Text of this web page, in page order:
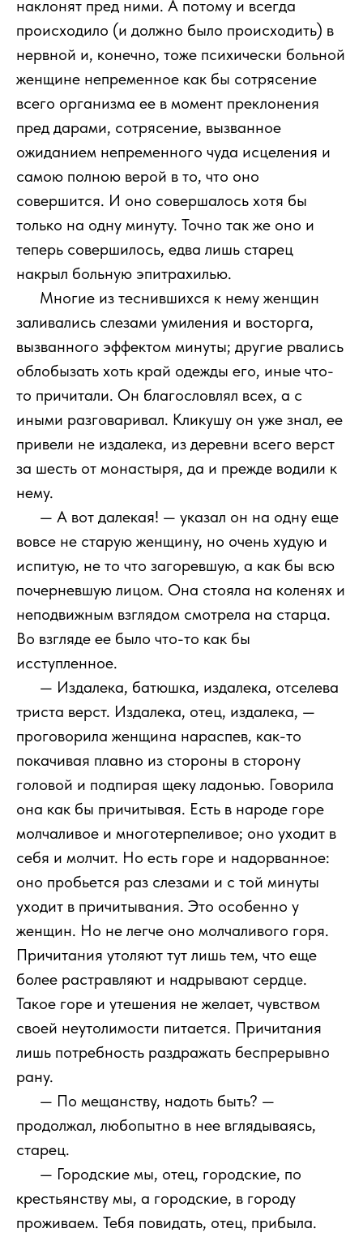
наклонят пред ними. А потому и всегда
происходило (и должно было происходить) в
нервной и, конечно, тоже психически больной
женщине непременное как бы сотрясение
всего организма ее в момент преклонения
пред дарами, сотрясение, вызванное
ожиданием непременного чуда исцеления и
самою полною верой в то, что оно
совершится. И оно совершалось хотя бы
только на одну минуту. Точно так же оно и
теперь совершилось, едва лишь старец
накрыл больную эпитрахилью.
Многие из теснившихся к нему женщин
заливались слезами умиления и восторга,
вызванного эффектом минуты; другие рвались
облобызать хоть край одежды его, иные что-
то причитали. Он благословлял всех, а с
иными разговаривал. Кликушу он уже знал, ее
привели не издалека, из деревни всего верст
за шесть от монастыря, да и прежде водили к
нему.
— А вот далекая! — указал он на одну еще
вовсе не старую женщину, но очень худую и
испитую, не то что загоревшую, а как бы всю
почерневшую лицом. Она стояла на коленях и
неподвижным взглядом смотрела на старца.
Во взгляде ее было что-то как бы
исступленное.
— Издалека, батюшка, издалека, отселева
триста верст. Издалека, отец, издалека, —
проговорила женщина нараспев, как-то
покачивая плавно из стороны в сторону
головой и подпирая щеку ладонью. Говорила
она как бы причитывая. Есть в народе горе
молчаливое и многотерпеливое; оно уходит в
себя и молчит. Но есть горе и надорванное:
оно пробьется раз слезами и с той минуты
уходит в причитывания. Это особенно у
женщин. Но не легче оно молчаливого горя.
Причитания утоляют тут лишь тем, что еще
более растравляют и надрывают сердце.
Такое горе и утешения не желает, чувством
своей неутолимости питается. Причитания
лишь потребность раздражать беспрерывно
рану.
— По мещанству, надоть быть? —
продолжал, любопытно в нее вглядываясь,
старец.
— Городские мы, отец, городские, по
крестьянству мы, а городские, в городу
проживаем. Тебя повидать, отец, прибыла.